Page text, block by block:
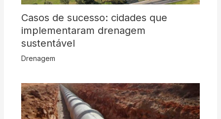
Casos de sucesso: cidades que
implementaram drenagem
sustentável
Drenagem